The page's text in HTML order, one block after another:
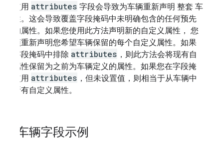
码中使用 attributes 字段会导致为车辆重新声明 整套 车
辆属性。这会导致覆盖字段掩码中未明确包含的任何预先
存在的属性。如果您使用此方法声明新的自定义属性， 您
还必须重新声明您希望车辆保留的每个自定义属性。如果
您在字段掩码中排除 attributes ，则此方法会将现有自
定义属性保留为之前为车辆定义的属性。如果您在字段掩
码中使用 attributes ，但未设置值，则相当于从车辆中
移除所有自定义属性。
更新车辆字段示例